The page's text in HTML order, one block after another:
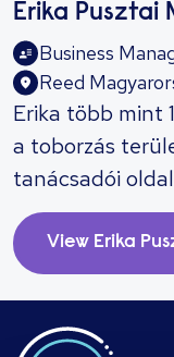
Erika Pusztai
Business
Reed
​Erika több mint
a toborzás
tanácsadói
jelentkező
Vezetőként és
tudását FMCG,
szektorban
pozícióktól
View Erika